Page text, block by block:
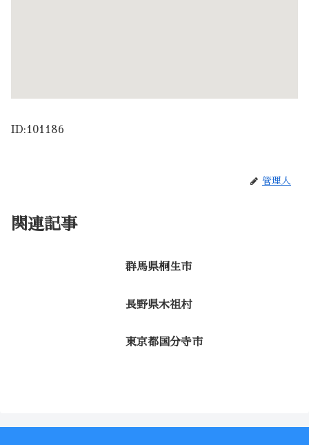
ID:101186
管理人
関連記事
群馬県桐生市
長野県木祖村
東京都国分寺市